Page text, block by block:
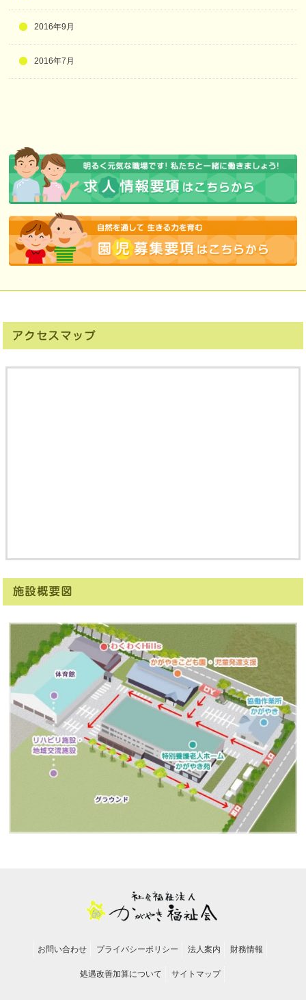
2016年9月
2016年7月
お問い合わせ プライバシーポリシー 法人案内 財務情報
処遇改善加算について サイトマップ